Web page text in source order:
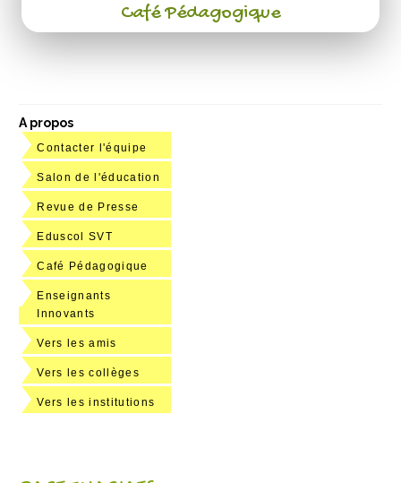
Café Pédagogique
A propos
Contacter l'équipe
Salon de l'éducation
Revue de Presse
Eduscol SVT
Café Pédagogique
Enseignants
Innovants
Vers les amis
Vers les collèges
Vers les institutions